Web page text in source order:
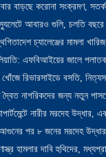
বাড়ছে করোনা সংক্রমণ, সতর্ক
আবারও গুলি, চলতি বছরে
চ্যালেঞ্জের মামলা
এফবিআইয়ের জালে পলাতক
রিভারসাইডে বসতি,
নাগরিকদের জন্য নতুন
নারীর মরদেহ
আগুনের পর ৮ জনের মরদেহ
হামলার দাবি হুথিদের,